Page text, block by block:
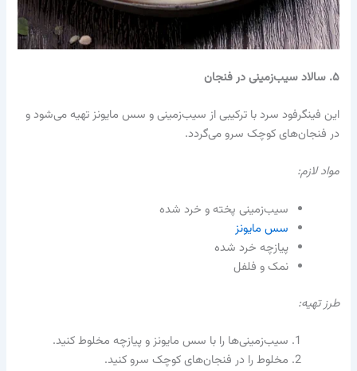
۵. سالاد سیب‌زمینی در فنجان
این فینگرفود سرد با ترکیبی از سیب‌زمینی و سس مایونز تهیه می‌شود و
در فنجان‌های کوچک سرو می‌گردد.
مواد لازم:
سیب‌زمینی پخته و خرد شده
سس مایونز
پیازچه خرد شده
نمک و فلفل
طرز تهیه:
سیب‌زمینی‌ها را با سس مایونز و پیازچه مخلوط کنید.
مخلوط را در فنجان‌های کوچک سرو کنید.